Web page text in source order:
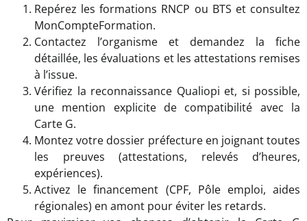
Repérez les formations RNCP ou BTS et consultez
MonCompteFormation.
Contactez l’organisme et demandez la fiche
détaillée, les évaluations et les attestations remises
à l’issue.
Vérifiez la reconnaissance Qualiopi et, si possible,
une mention explicite de compatibilité avec la
Carte G.
Montez votre dossier préfecture en joignant toutes
les preuves (attestations, relevés d’heures,
expériences).
Activez le financement (CPF, Pôle emploi, aides
régionales) en amont pour éviter les retards.